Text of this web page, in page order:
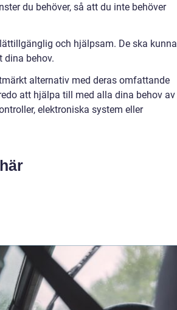
du behöver, så att du inte behöver
och hjälpsam. De ska kunna
dina behov.
alternativ med deras omfattande
att hjälpa till med alla dina behov av
elektroniska system eller